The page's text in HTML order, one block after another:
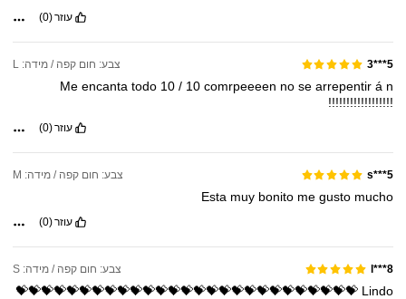
עוזר(0)
5***3 צבע: חום קפה / מידה: L
Me encanta todo 10 / 10 comrpeeeen no se arrepentir á n
!!!!!!!!!!!!!!!!!!
עוזר(0)
s***5 צבע: חום קפה / מידה: M
Esta muy bonito me gusto mucho
עוזר(0)
l***8 צבע: חום קפה / מידה: S
Lindo
💝💝💝💝💝💝💝💝💝💝💝💝💝💝💝💝💝💝💝💝💝💝💝💝💝💝💝